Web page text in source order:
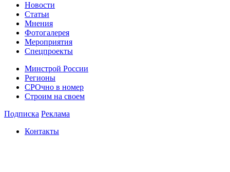
Новости
Статьи
Мнения
Фотогалерея
Мероприятия
Спецпроекты
Минстрой России
Регионы
СРОчно в номер
Строим на своем
Подписка Реклама
Контакты